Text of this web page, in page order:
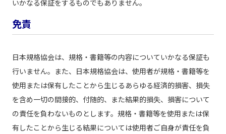
いかなる保証をするものでもありません。
免責
日本規格協会は、規格・書籍等の内容についていかなる保証も
行いません。また、日本規格協会は、使用者が規格・書籍等を
使用または保有したことから生じるあらゆる経済的損害、損失
を含め一切の間接的、付随的、また結果的損失、損害について
の責任を負わないものとします。規格・書籍等を使用または保
有したことから生じる結果については使用者ご自身が責任を負